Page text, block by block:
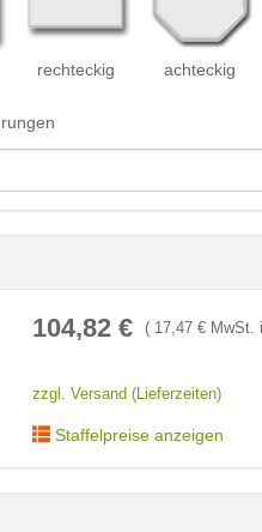
rechteckig achteckig
104,82€ ( 17,47€ MwSt.
zzgl. Versand (Lieferzeiten)
Staffelpreise anzeigen
< /picture>